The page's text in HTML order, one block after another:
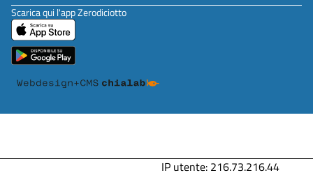
Scarica qui l'app Zerodiciotto
IP utente: 216.73.216.44